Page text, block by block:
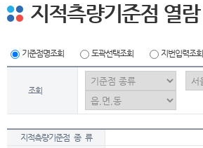
지적측량기준점 열람
기준점명조회 도곽선택조회 지번입력조회
조회
지적측량기준점 종 류